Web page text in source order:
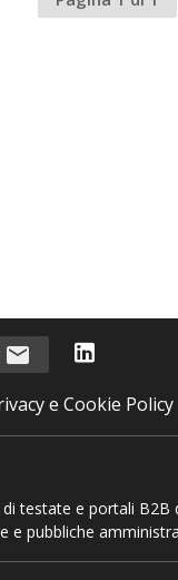
e Cookie Policy
testate e portali
e pubbliche